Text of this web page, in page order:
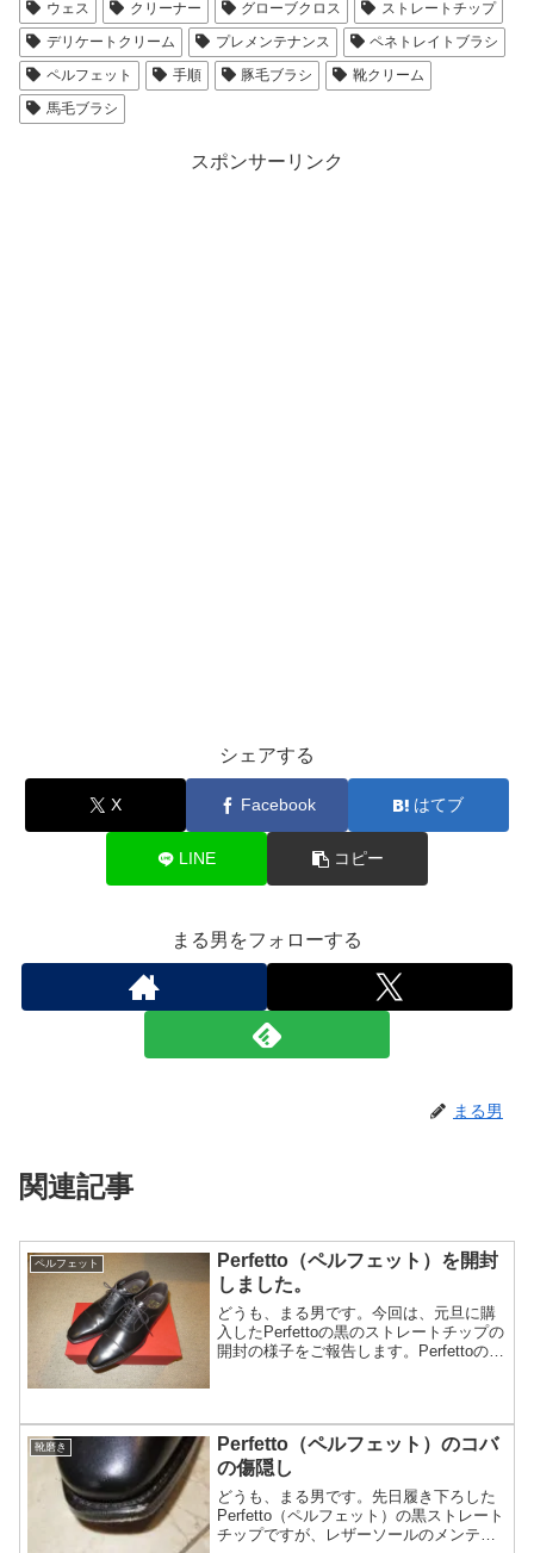
ウェス クリーナー グローブクロス
ストレートチップ
デリケートクリーム
プレメンテナンス
ペネトレイトブラシ
ペルフェット
手順 豚毛ブラシ
靴クリーム
馬毛ブラシ
スポンサーリンク
シェアする
X Facebook はてブ
LINE コピー
まる男をフォローする
まる男
関連記事
ペルフェット
Perfetto（ペルフェット）を開封
しました。
どうも、まる男です。今回は、元旦に購
入したPerfettoの黒のストレートチップの
開封の様子をご報告します。Perfettoの箱
靴磨き
Perfetto（ペルフェット）のコバ
の傷隠し
どうも、まる男です。先日履き下ろした
Perfetto（ペルフェット）の黒ストレート
チップですが、レザーソールのメンテナ